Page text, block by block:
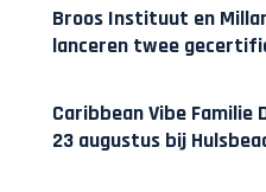
Broos Instituut en
lanceren twee
Amsterdam
Caribbean Vibe Familie
23 augustus bij